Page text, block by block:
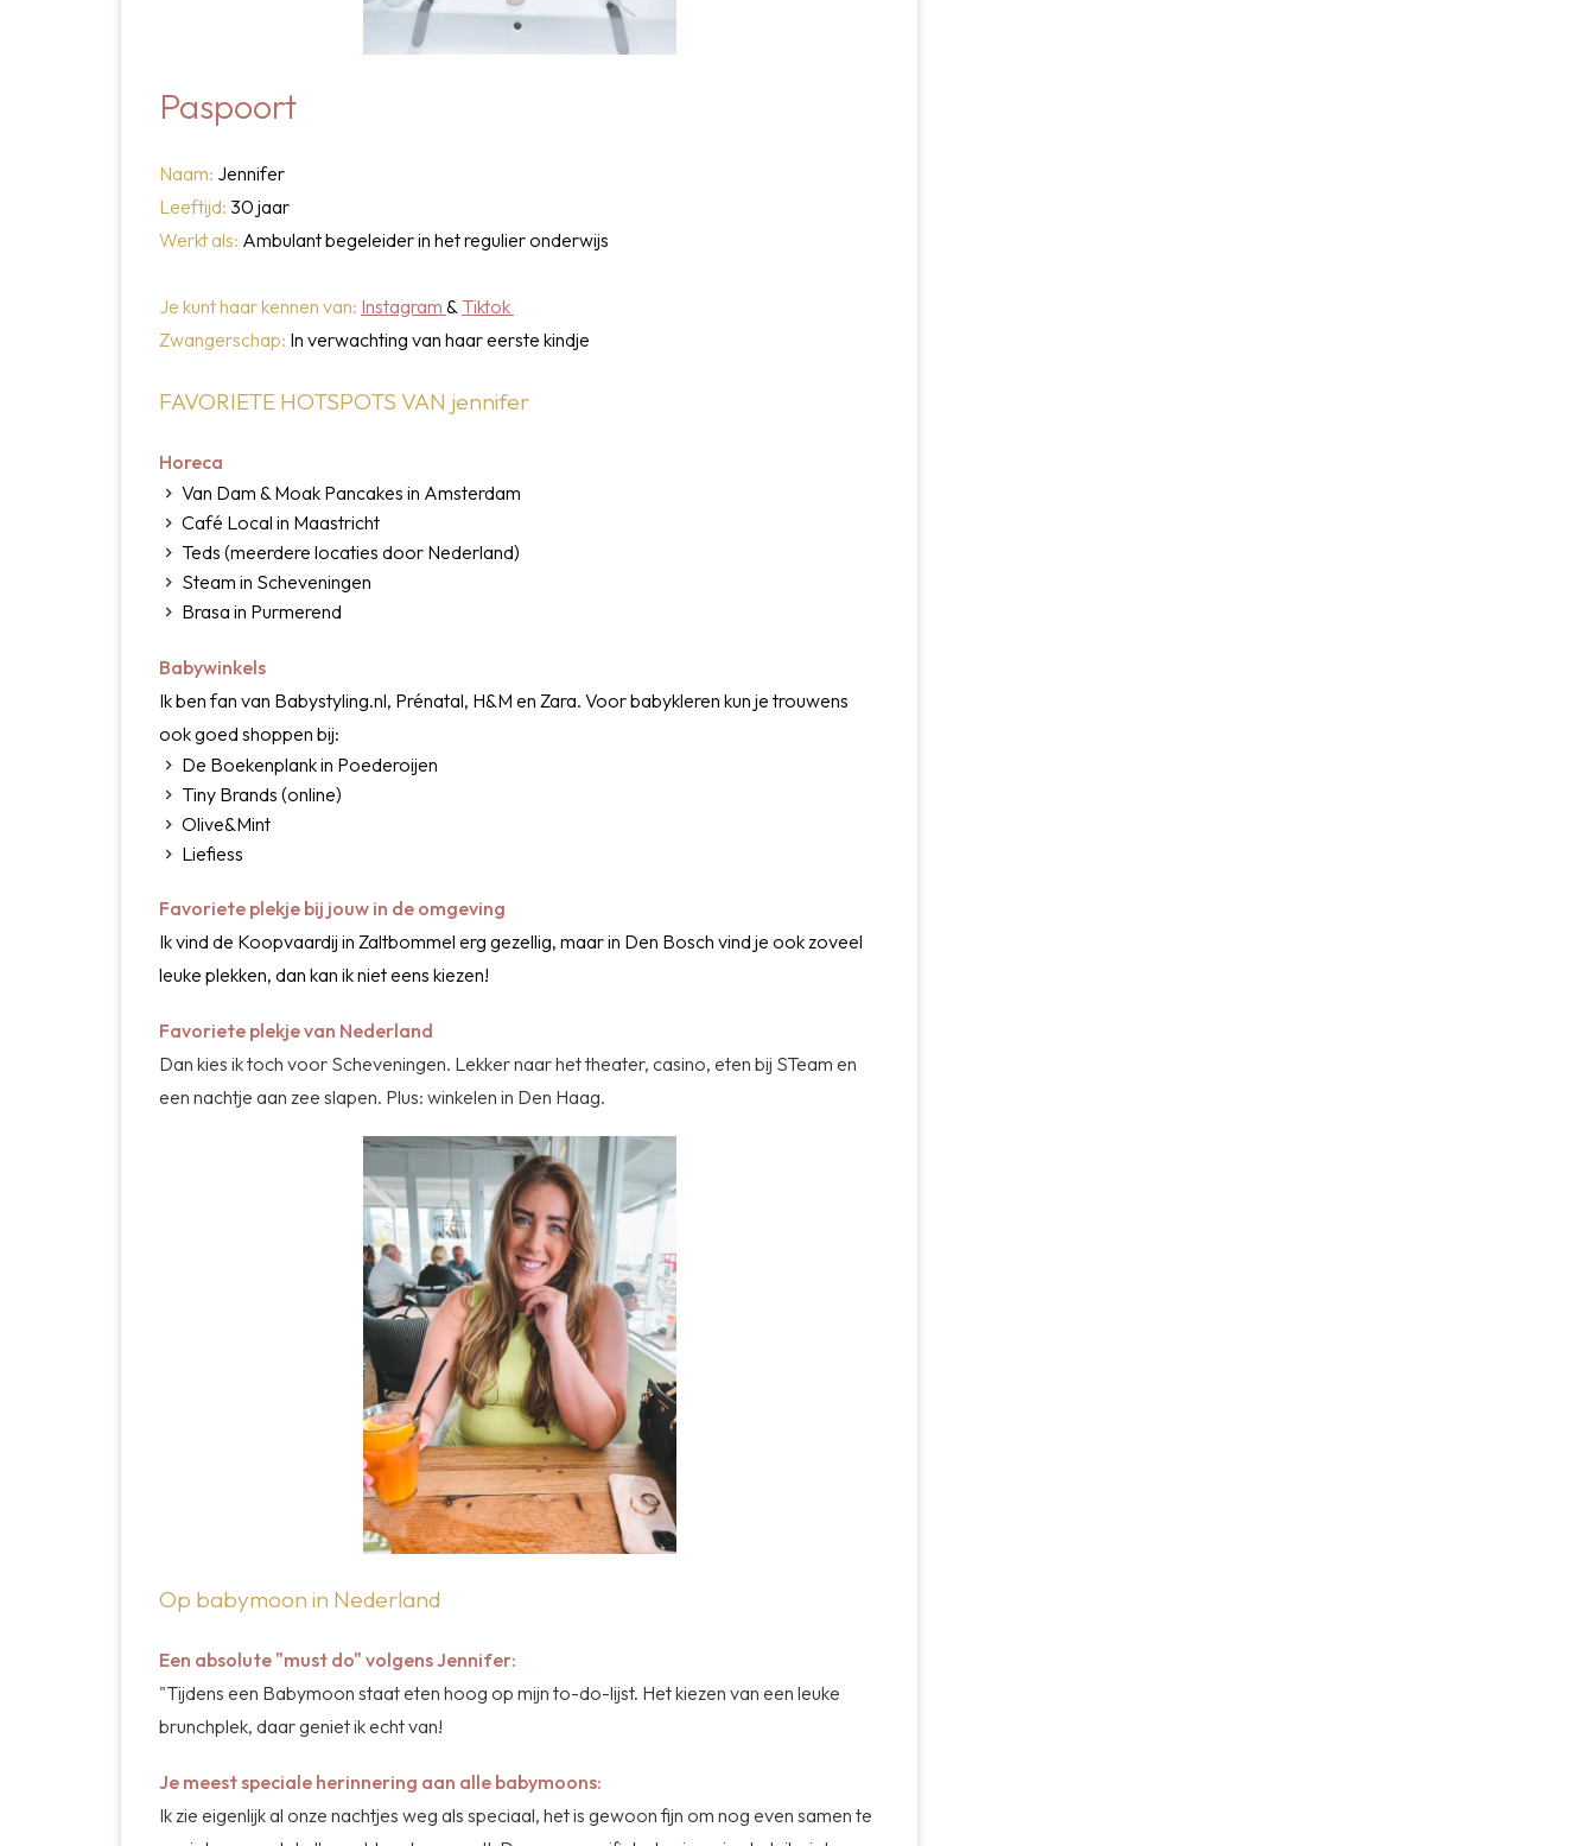
Paspoort
Naam: Jennifer
Leeftijd: 30 jaar
Werkt als: Ambulant begeleider in het regulier onderwijs
Je kunt haar kennen van: Instagram & Tiktok
Zwangerschap: In verwachting van haar eerste kindje
FAVORIETE HOTSPOTS VAN jennifer
Horeca
Van Dam & Moak Pancakes in Amsterdam
Café Local in Maastricht
Teds (meerdere locaties door Nederland)
Steam in Scheveningen
Brasa in Purmerend
Babywinkels
Ik ben fan van Babystyling.nl, Prénatal, H&M en Zara. Voor babykleren kun je trouwens
ook goed shoppen bij:
De Boekenplank in Poederoijen
Tiny Brands (online)
Olive&Mint
Liefiess
Favoriete plekje bij jouw in de omgeving
Ik vind de Koopvaardij in Zaltbommel erg gezellig, maar in Den Bosch vind je ook zoveel
leuke plekken, dan kan ik niet eens kiezen!
Favoriete plekje van Nederland
Dan kies ik toch voor Scheveningen. Lekker naar het theater, casino, eten bij STeam en
een nachtje aan zee slapen. Plus: winkelen in Den Haag.
Op babymoon in Nederland
Een absolute "must do" volgens Jennifer:
"Tijdens een Babymoon staat eten hoog op mijn to-do-lijst. Het kiezen van een leuke
brunchplek, daar geniet ik echt van!
Je meest speciale herinnering aan alle babymoons:
Ik zie eigenlijk al onze nachtjes weg als speciaal, het is gewoon fijn om nog even samen te